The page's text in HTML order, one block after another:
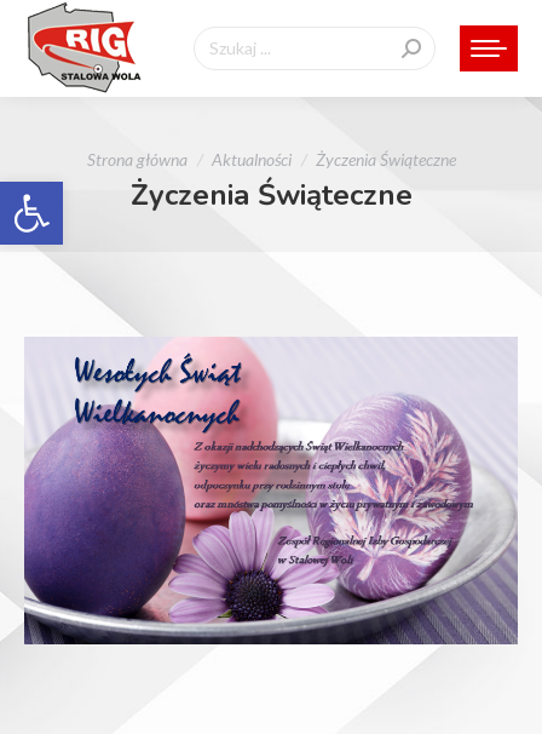
Otwórz pasek narzędzi
Szukaj:
Jesteś tutaj:
Strona główna Aktualności Życzenia Świąteczne
Życzenia Świąteczne